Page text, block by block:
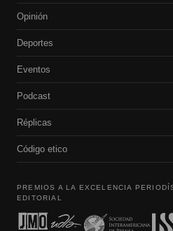
Opinión
Deportes
Eventos
Podcast
Réplicas
Código etico
PREMIOS A LA EXCELENCIA
EDITORIAL